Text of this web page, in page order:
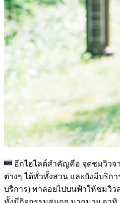
อีกไฮไลต์สำคัญคือ จุดชมวิวจ
ต่างๆ ได้ทั่วทั้งสวน และยังมีบริก
บริการ) พาลอยไปบนฟ้าให้ชมวิว